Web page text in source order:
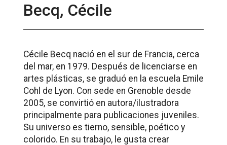
Becq, Cécile
Cécile Becq nació en el sur de Francia, cerca
del mar, en 1979. Después de licenciarse en
artes plásticas, se graduó en la escuela Emile
Cohl de Lyon. Con sede en Grenoble desde
2005, se convirtió en autora/ilustradora
principalmente para publicaciones juveniles.
Su universo es tierno, sensible, poético y
colorido. En su trabajo, le gusta crear